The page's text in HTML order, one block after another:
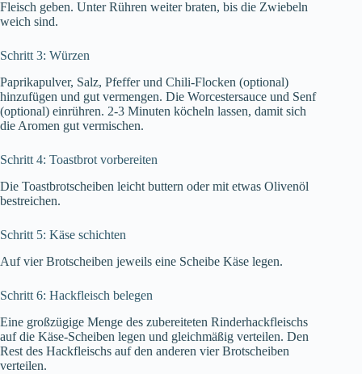
Fleisch geben. Unter Rühren weiter braten, bis die Zwiebeln
weich sind.
Schritt 3: Würzen
Paprikapulver, Salz, Pfeffer und Chili-Flocken (optional)
hinzufügen und gut vermengen. Die Worcestersauce und Senf
(optional) einrühren. 2-3 Minuten köcheln lassen, damit sich
die Aromen gut vermischen.
Schritt 4: Toastbrot vorbereiten
Die Toastbrotscheiben leicht buttern oder mit etwas Olivenöl
bestreichen.
Schritt 5: Käse schichten
Auf vier Brotscheiben jeweils eine Scheibe Käse legen.
Schritt 6: Hackfleisch belegen
Eine großzügige Menge des zubereiteten Rinderhackfleischs
auf die Käse-Scheiben legen und gleichmäßig verteilen. Den
Rest des Hackfleischs auf den anderen vier Brotscheiben
verteilen.